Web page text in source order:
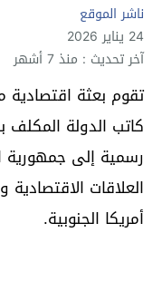
ناشر الموقع
24 يناير 2026
آخر تحديث : منذ 7 أشهر
تقوم بعثة اقتصادية
كاتب الدولة المكلف
رسمية إلى جمهورية
العلاقات
أمريكا الجنوبية.